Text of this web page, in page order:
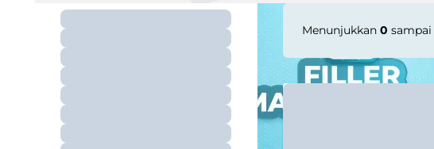
Menunjukkan 0 sampai